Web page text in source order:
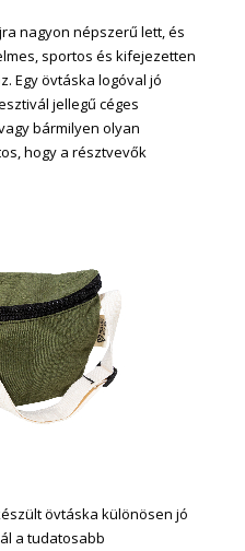
nagyon népszerű lett, és
sportos és kifejezetten
Egy övtáska logóval jó
jellegű céges
bármilyen olyan
hogy a résztvevők
övtáska különösen jó
a tudatosabb